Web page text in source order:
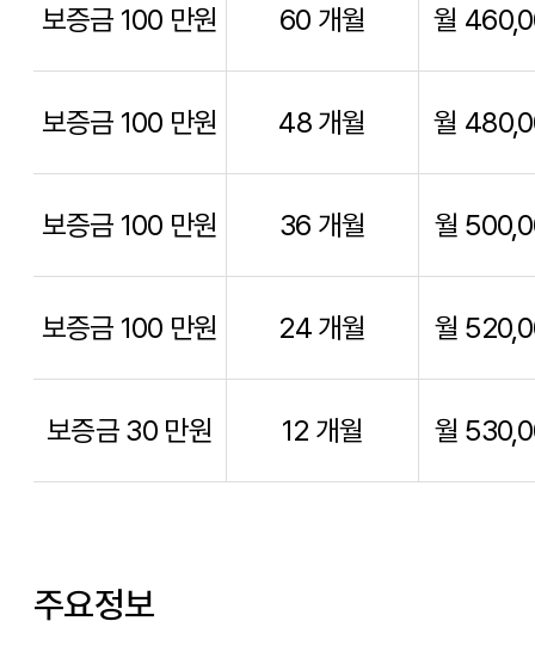
보증금 100 만원 60 개월 월
보증금 100 만원 48 개월 월
보증금 100 만원 36 개월 월
보증금 100 만원 24 개월 월
보증금 30 만원 12 개월 월
주요정보